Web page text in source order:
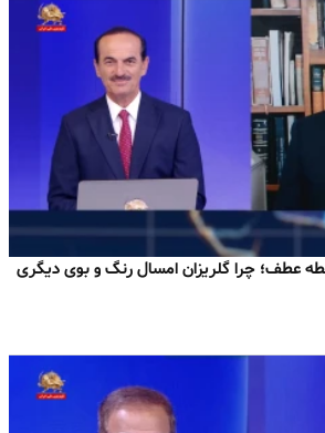
عطف؛ چرا گلریزان امسال رنگ و بوی دیگری